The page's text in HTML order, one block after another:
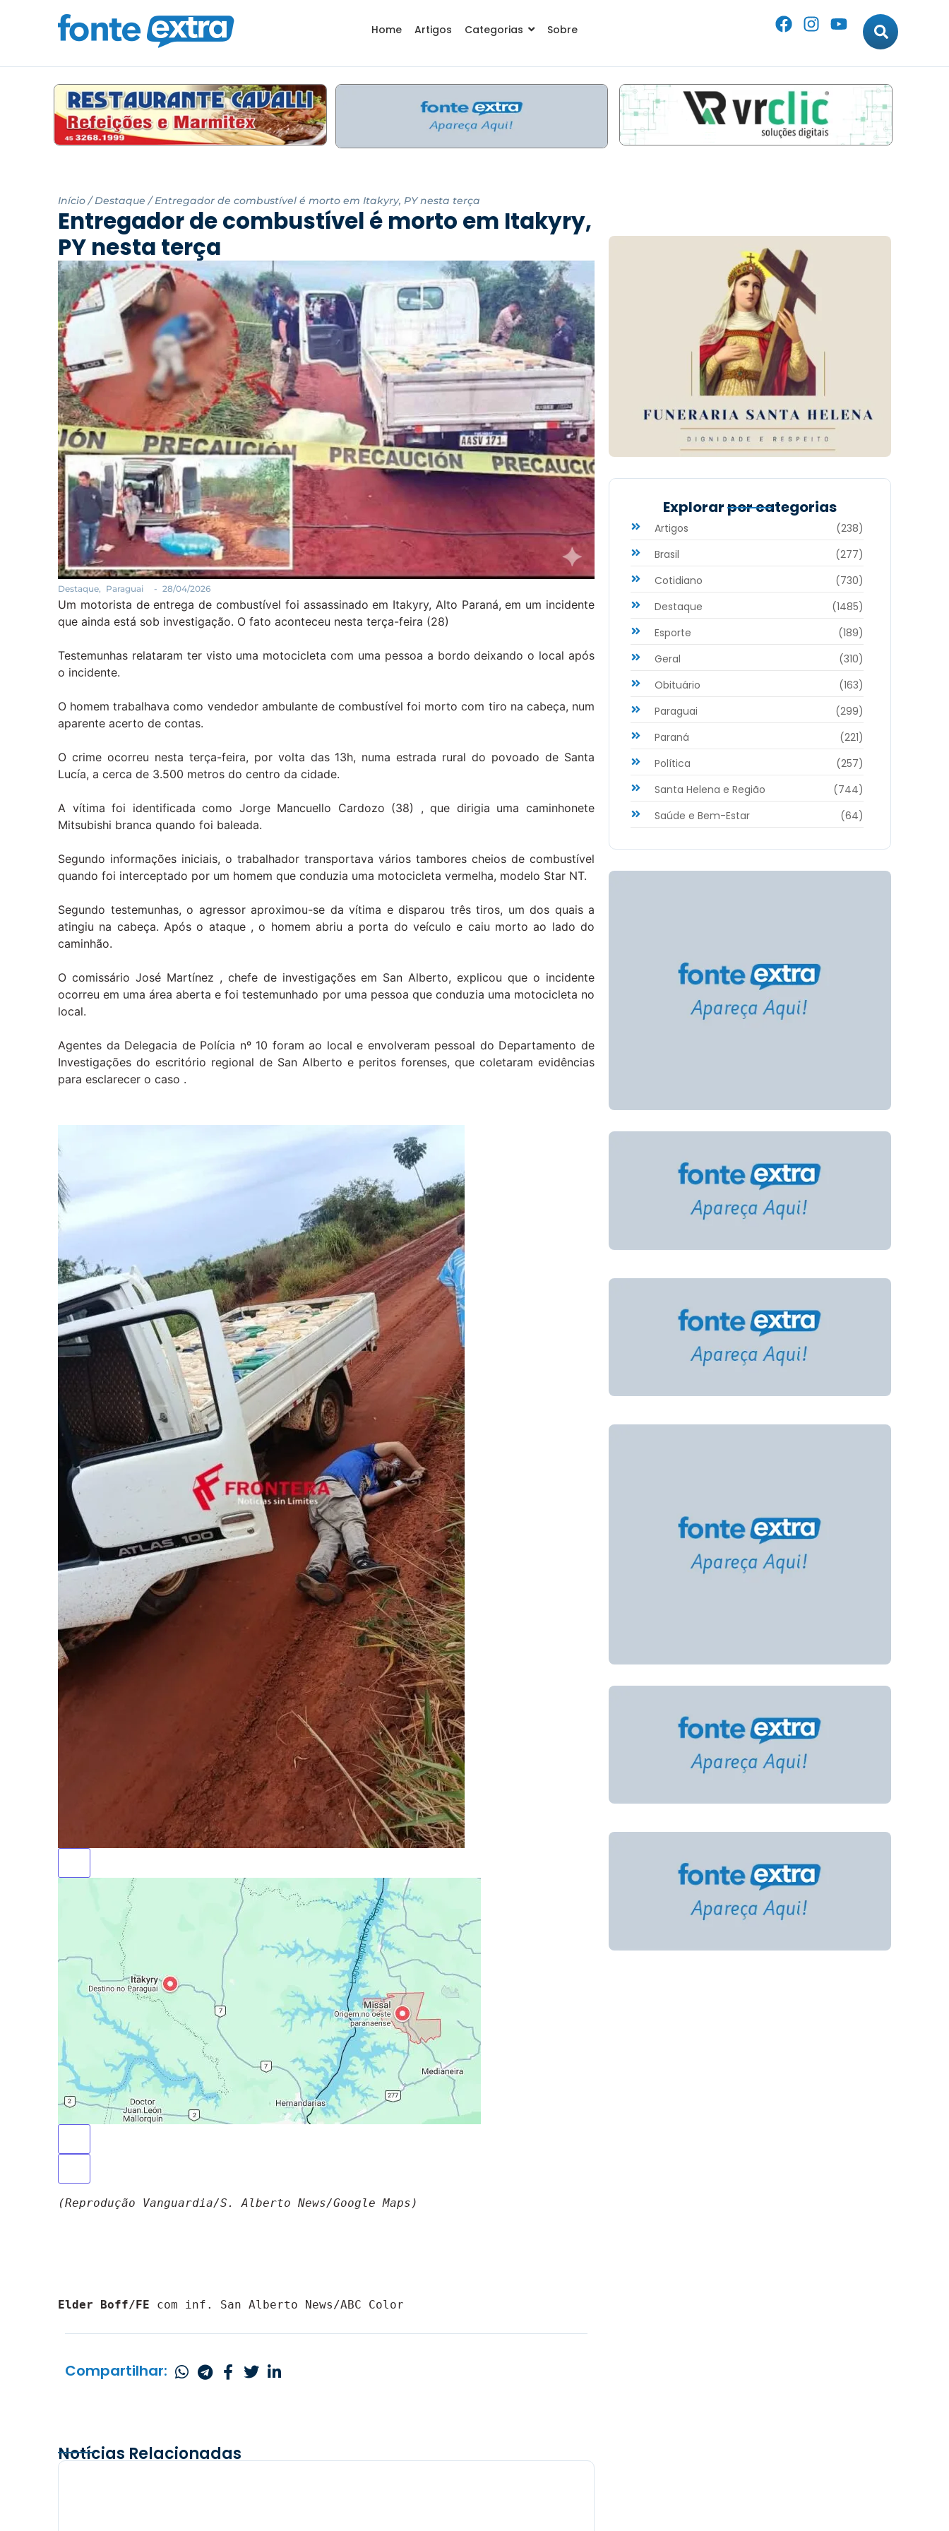
Home Artigos Categorias Sobre
Início / Destaque / Entregador de combustível é morto em Itakyry, PY nesta terça
Entregador de combustível é morto em Itakyry,
PY nesta terça
Destaque, Paraguai - 28/04/2026
Um motorista de entrega de combustível foi assassinado em Itakyry, Alto Paraná, em um incidente
que ainda está sob investigação. O fato aconteceu nesta terça-feira (28)
Testemunhas relataram ter visto uma motocicleta com uma pessoa a bordo deixando o local após
o incidente.
O homem trabalhava como vendedor ambulante de combustível foi morto com tiro na cabeça, num
aparente acerto de contas.
O crime ocorreu nesta terça-feira, por volta das 13h, numa estrada rural do povoado de Santa
Lucía, a cerca de 3.500 metros do centro da cidade.
A vítima foi identificada como Jorge Mancuello Cardozo (38) , que dirigia uma caminhonete
Mitsubishi branca quando foi baleada.
Segundo informações iniciais, o trabalhador transportava vários tambores cheios de combustível
quando foi interceptado por um homem que conduzia uma motocicleta vermelha, modelo Star NT.
Segundo testemunhas, o agressor aproximou-se da vítima e disparou três tiros, um dos quais a
atingiu na cabeça. Após o ataque , o homem abriu a porta do veículo e caiu morto ao lado do
caminhão.
O comissário José Martínez , chefe de investigações em San Alberto, explicou que o incidente
ocorreu em uma área aberta e foi testemunhado por uma pessoa que conduzia uma motocicleta no
local.
Agentes da Delegacia de Polícia nº 10 foram ao local e envolveram pessoal do Departamento de
Investigações do escritório regional de San Alberto e peritos forenses, que coletaram evidências
para esclarecer o caso .
(Reprodução Vanguardia/S. Alberto News/Google Maps)
Elder Boff/FE com inf. San Alberto News/ABC Color
Compartilhar:
Notícias Relacionadas
Explorar por categorias
Artigos
(238)
Brasil
(277)
Cotidiano
(730)
Destaque
(1485)
Esporte
(189)
Geral
(310)
Obituário
(163)
Paraguai
(299)
Paraná
(221)
Política
(257)
Santa Helena e Região
(744)
Saúde e Bem-Estar
(64)